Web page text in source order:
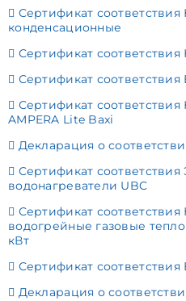
Сертификат соответствия
конденсационные
Сертификат
Сертификат соответствия
Сертификат
AMPERA Lite Baxi
Декларация о
Сертификат соответствия
водонагреватели UBC
Сертификат
водогрейные газовые
кВт
Сертификат
Декларация о